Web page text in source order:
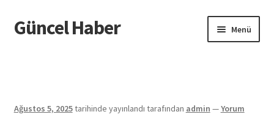
Dolaşıma
geç
İçeriğe
geç
Güncel Haber Menü
Ağustos 5, 2025tarihinde yayınlandı tarafından admin —Yorum